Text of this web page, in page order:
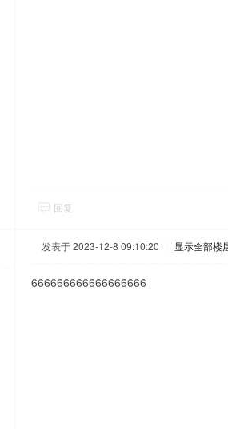
回复
发表于 2023-12-8 09:10:20 显示全部楼
666666666666666666